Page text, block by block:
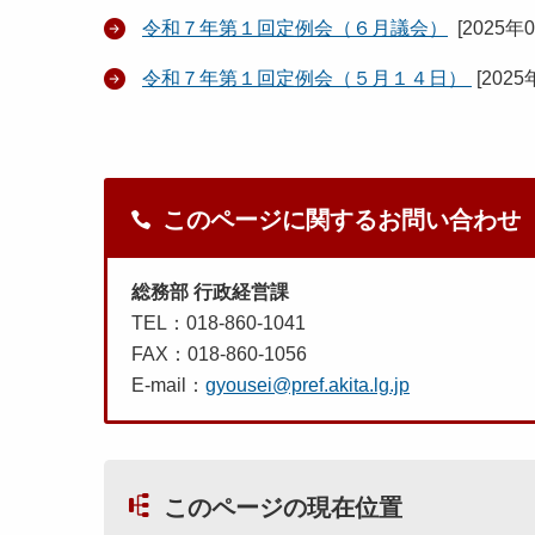
令和７年第１回定例会（６月議会） [2025年
令和７年第１回定例会（５月１４日） [2025
このページに関するお問い合わせ
総務部 行政経営課
TEL：018-860-1041
FAX：018-860-1056
E-mail： gyousei@pref.akita.lg.jp
このページの現在位置